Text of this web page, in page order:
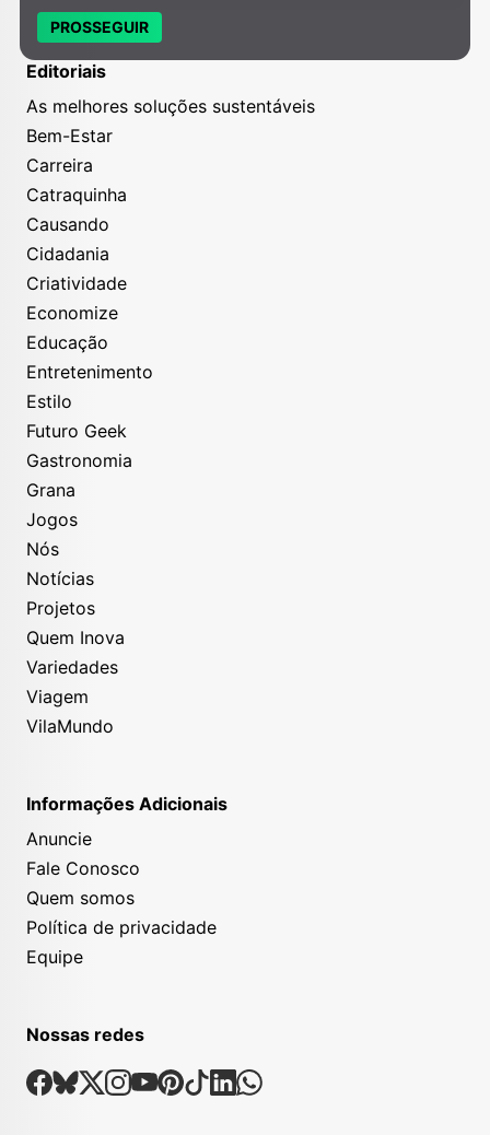
Editoriais
As melhores soluções sustentáveis
Bem-Estar
Carreira
Catraquinha
Causando
Cidadania
Criatividade
Economize
Educação
Entretenimento
Estilo
Futuro Geek
Gastronomia
Grana
Jogos
Nós
Notícias
Projetos
Quem Inova
Variedades
Viagem
VilaMundo
Informações Adicionais
Anuncie
Fale Conosco
Quem somos
Política de privacidade
Equipe
Nossas redes
Nossas Redes Sociais
Facebook
Bsky
X Instagram
Youtube
Pinterest
TiktokLinkedin
Whatsapp
PROSSEGUIR